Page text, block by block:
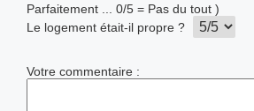
Parfaitement ... 0/5 = Pas du tout )
Le logement était-il propre ?
Votre commentaire :